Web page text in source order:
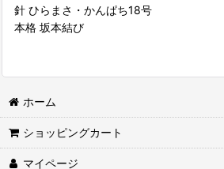
針 ひらまさ・かんぱち18号
本格 坂本結び
ホーム
ショッピングカート
マイページ